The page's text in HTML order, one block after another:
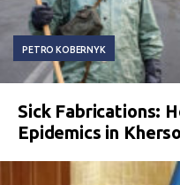
PETRO KOBERNYK
Sick Fabrications:
Epidemics in